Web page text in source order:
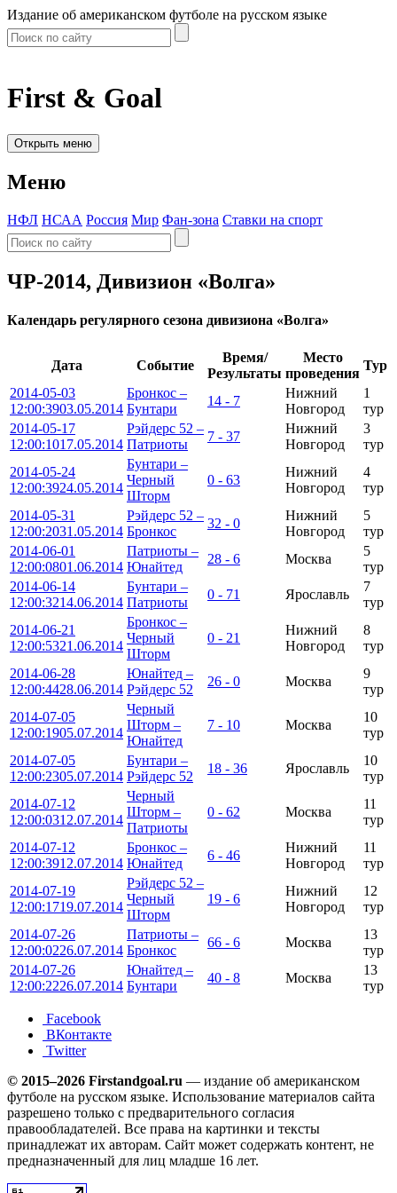
Издание об американском футболе на русском языке
First & Goal
Открыть меню
Меню
НФЛ НСАА Россия Мир Фан-зона Ставки на спорт
ЧР-2014, Дивизион «Волга»
Календарь регулярного сезона дивизиона «Волга»
Дата Событие
Время/
Результаты
Место
проведения
Тур
2014-05-03
12:00:3903.05.2014
Бронкос –
Бунтари
14 - 7
Нижний
Новгород
1
тур
2014-05-17
12:00:1017.05.2014
Рэйдерс 52 –
Патриоты
7 - 37
Нижний
Новгород
3
тур
2014-05-24
12:00:3924.05.2014
Бунтари –
Черный
Шторм
0 - 63
Нижний
Новгород
4
тур
2014-05-31
12:00:2031.05.2014
Рэйдерс 52 –
Бронкос
32 - 0
Нижний
Новгород
5
тур
2014-06-01
12:00:0801.06.2014
Патриоты –
Юнайтед
28 - 6 Москва
5
тур
2014-06-14
12:00:3214.06.2014
Бунтари –
Патриоты
0 - 71 Ярославль
7
тур
2014-06-21
12:00:5321.06.2014
Бронкос –
Черный
Шторм
0 - 21
Нижний
Новгород
8
тур
2014-06-28
12:00:4428.06.2014
Юнайтед –
Рэйдерс 52
26 - 0 Москва
9
тур
2014-07-05
12:00:1905.07.2014
Черный
Шторм –
Юнайтед
7 - 10 Москва
10
тур
2014-07-05
12:00:2305.07.2014
Бунтари –
Рэйдерс 52
18 - 36 Ярославль
10
тур
2014-07-12
12:00:0312.07.2014
Черный
Шторм –
Патриоты
0 - 62 Москва
11
тур
2014-07-12
12:00:3912.07.2014
Бронкос –
Юнайтед
6 - 46
Нижний
Новгород
11
тур
2014-07-19
12:00:1719.07.2014
Рэйдерс 52 –
Черный
Шторм
19 - 6
Нижний
Новгород
12
тур
2014-07-26
12:00:0226.07.2014
Патриоты –
Бронкос
66 - 6 Москва
13
тур
2014-07-26
12:00:2226.07.2014
Юнайтед –
Бунтари
40 - 8 Москва
13
тур
Facebook
ВКонтакте
Twitter
© 2015–2026 Firstandgoal.ru — издание об американском
футболе на русском языке. Использование материалов cайта
разрешено только с предварительного согласия
правообладателей. Все права на картинки и тексты
принадлежат их авторам. Сайт может содержать контент, не
предназначенный для лиц младше 16 лет.